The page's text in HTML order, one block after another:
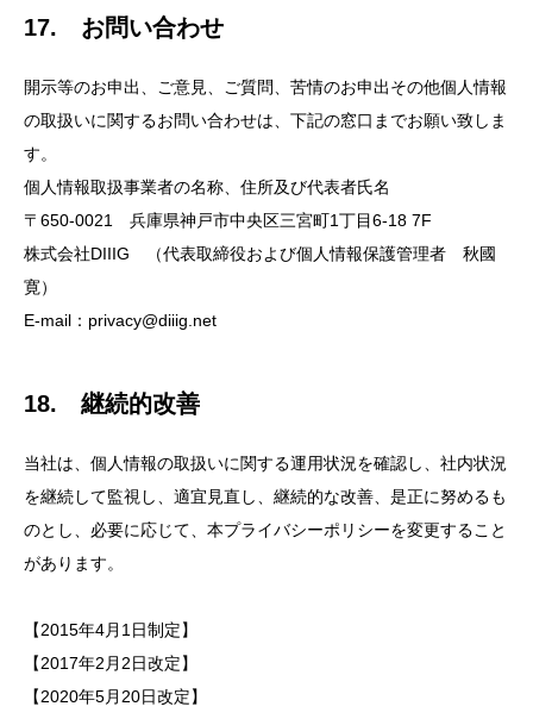
17. お問い合わせ
開示等のお申出、ご意見、ご質問、苦情のお申出その他個人情報
の取扱いに関するお問い合わせは、下記の窓口までお願い致しま
す。
個人情報取扱事業者の名称、住所及び代表者氏名
〒650-0021 兵庫県神戸市中央区三宮町1丁目6-18 7F
株式会社DIIIG （代表取締役および個人情報保護管理者 秋國
寛）
E-mail：privacy@diiig.net
18. 継続的改善
当社は、個人情報の取扱いに関する運用状況を確認し、社内状況
を継続して監視し、適宜見直し、継続的な改善、是正に努めるも
のとし、必要に応じて、本プライバシーポリシーを変更すること
があります。
【2015年4月1日制定】
【2017年2月2日改定】
【2020年5月20日改定】